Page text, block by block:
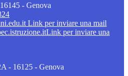
- Genova
Link per inviare una mail
Link per inviare una
- 16125 - Genova